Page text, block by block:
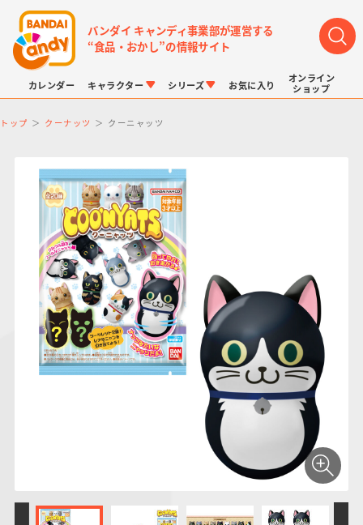
バンダイ キャンディ事業部が運営する
“食品・おかし”の情報サイト
カレンダー キャラクター
LINK TRAVELERS
仮面ライダーシリー
プリキュアシリーズ
ガンダムシリーズ アンパンマン
シリーズ
チョコボックス
キャラパキ
チョコサプ
にふぉるめーしょん
＆スクエアシール
ポケモンスケールワ
ールド
お気に入り
オンライン
ショップ
トップ クーナッツ クーニャッツ